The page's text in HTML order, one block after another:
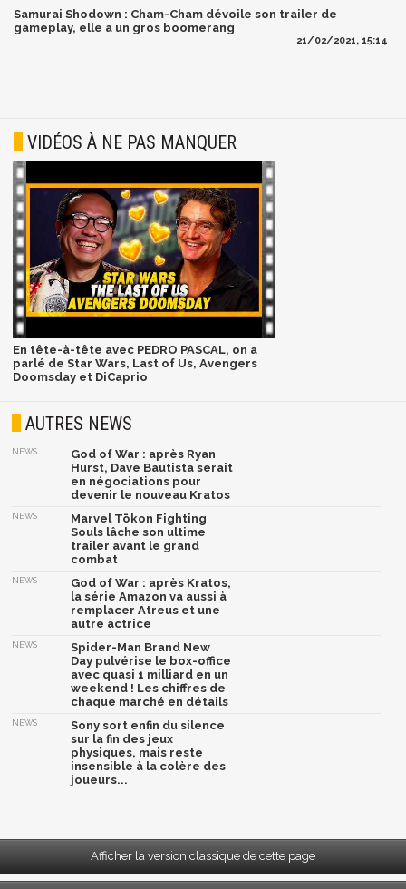
Samurai Shodown : Cham-Cham dévoile son trailer de
gameplay, elle a un gros boomerang
21/02/2021, 15:14
VIDÉOS À NE PAS MANQUER
En tête-à-tête avec PEDRO PASCAL, on a
parlé de Star Wars, Last of Us, Avengers
Doomsday et DiCaprio
AUTRES NEWS
NEWS
God of War : après Ryan
Hurst, Dave Bautista serait
en négociations pour
devenir le nouveau Kratos
NEWS
Marvel Tōkon Fighting
Souls lâche son ultime
trailer avant le grand
combat
NEWS
God of War : après Kratos,
la série Amazon va aussi à
remplacer Atreus et une
autre actrice
NEWS
Spider-Man Brand New
Day pulvérise le box-office
avec quasi 1 milliard en un
weekend ! Les chiffres de
chaque marché en détails
NEWS
Sony sort enfin du silence
sur la fin des jeux
physiques, mais reste
insensible à la colère des
joueurs...
Afficher la version classique de cette page